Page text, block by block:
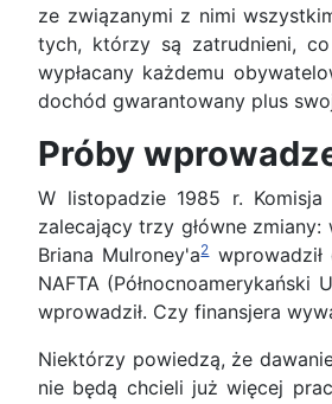
ze związanymi z nimi
tych, którzy są zatrudnieni,
wypłacany każdemu
dochód gwarantowany plus
Próby
W listopadzie 1985 r.
zalecający trzy główne
Briana Mulroney'a2wprowadził
NAFTA
wprowadził. Czy finansjera
Niektórzy powiedzą, że
nie będą chcieli już więcej